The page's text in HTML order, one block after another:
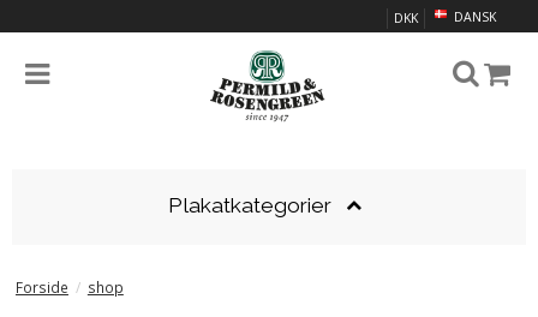
DANSK
DKK
Plakatkategorier
Forside / shop